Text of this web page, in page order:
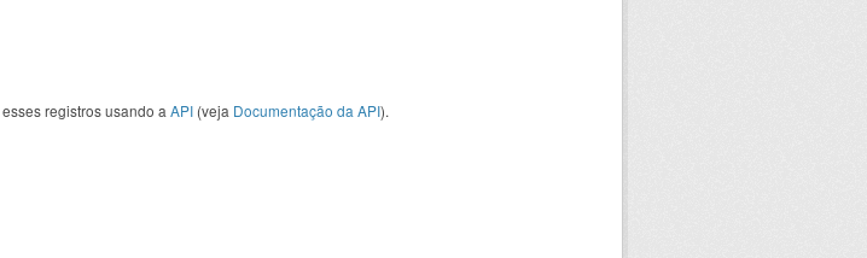
registros usando a API (veja Documentação da API).